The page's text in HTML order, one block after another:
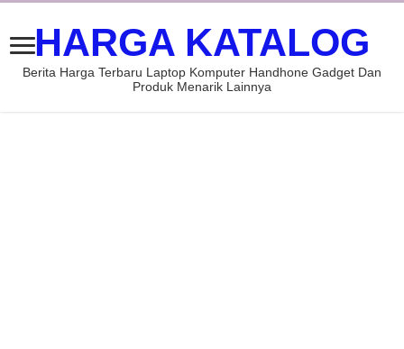
HARGA KATALOG
Berita Harga Terbaru Laptop Komputer Handhone Gadget Dan
Produk Menarik Lainnya